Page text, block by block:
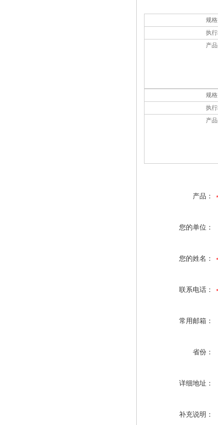
规
执
产
规
执
产
产品：
您的单位：
您的姓名：
联系电话：
常用邮箱：
省份：
详细地址：
补充说明：